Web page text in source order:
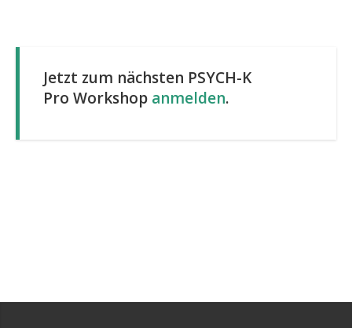
Jetzt zum nächsten PSYCH-K
Pro Workshop anmelden.